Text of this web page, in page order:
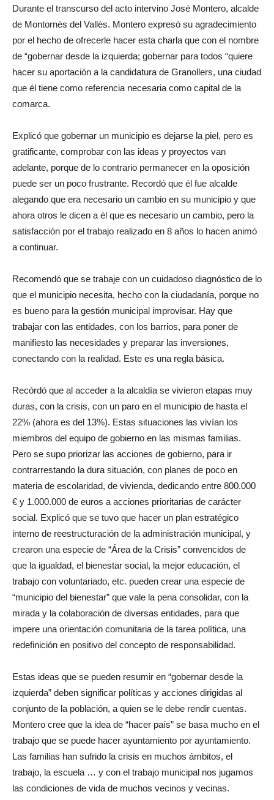
Durante el transcurso del acto intervino José Montero, alcalde
de Montornès del Vallès. Montero expresó su agradecimiento
por el hecho de ofrecerle hacer esta charla que con el nombre
de “gobernar desde la izquierda; gobernar para todos “quiere
hacer su aportación a la candidatura de Granollers, una ciudad
que él tiene como referencia necesaria como capital de la
comarca.
Explicó que gobernar un municipio es dejarse la piel, pero es
gratificante, comprobar con las ideas y proyectos van
adelante, porque de lo contrario permanecer en la oposición
puede ser un poco frustrante. Recordó que él fue alcalde
alegando que era necesario un cambio en su municipio y que
ahora otros le dicen a él que es necesario un cambio, pero la
satisfacción por el trabajo realizado en 8 años lo hacen animó
a continuar.
Recomendó que se trabaje con un cuidadoso diagnóstico de lo
que el municipio necesita, hecho con la ciudadanía, porque no
es bueno para la gestión municipal improvisar. Hay que
trabajar con las entidades, con los barrios, para poner de
manifiesto las necesidades y preparar las inversiones,
conectando con la realidad. Este es una regla básica.
Recórdó que al acceder a la alcaldía se vivieron etapas muy
duras, con la crisis, con un paro en el municipio de hasta el
22% (ahora es del 13%). Estas situaciones las vivían los
miembros del equipo de gobierno en las mismas familias.
Pero se supo priorizar las acciones de gobierno, para ir
contrarrestando la dura situación, con planes de poco en
materia de escolaridad, de vivienda, dedicando entre 800.000
€ y 1.000.000 de euros a acciones prioritarias de carácter
social. Explicó que se tuvo que hacer un plan estratégico
interno de reestructuración de la administración municipal, y
crearon una especie de “Área de la Crisis” convencidos de
que la igualdad, el bienestar social, la mejor educación, el
trabajo con voluntariado, etc. pueden crear una especie de
“municipio del bienestar” que vale la pena consolidar, con la
mirada y la colaboración de diversas entidades, para que
impere una orientación comunitaria de la tarea política, una
redefinición en positivo del concepto de responsabilidad.
Estas ideas que se pueden resumir en “gobernar desde la
izquierda” deben significar políticas y acciones dirigidas al
conjunto de la población, a quien se le debe rendir cuentas.
Montero cree que la idea de “hacer país” se basa mucho en el
trabajo que se puede hacer ayuntamiento por ayuntamiento.
Las familias han sufrido la crisis en muchos ámbitos, el
trabajo, la escuela … y con el trabajo municipal nos jugamos
las condiciones de vida de muchos vecinos y vecinas.